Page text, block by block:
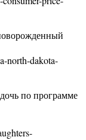
north-dakota-
по программе